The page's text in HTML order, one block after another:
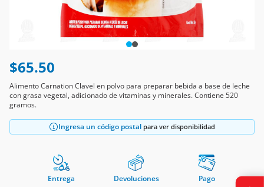
$65.50
Alimento Carnation Clavel en polvo para preparar bebida a base de leche
con grasa vegetal, adicionado de vitaminas y minerales. Contiene 520
gramos.
Ingresa un código postal para ver disponibilidad
Entrega Devoluciones Pago